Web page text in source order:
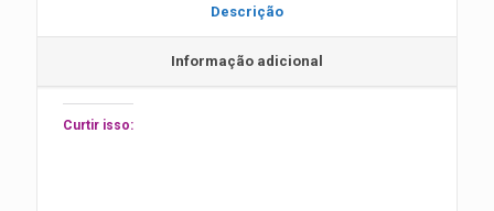
Descrição
Informação adicional
Curtir isso: